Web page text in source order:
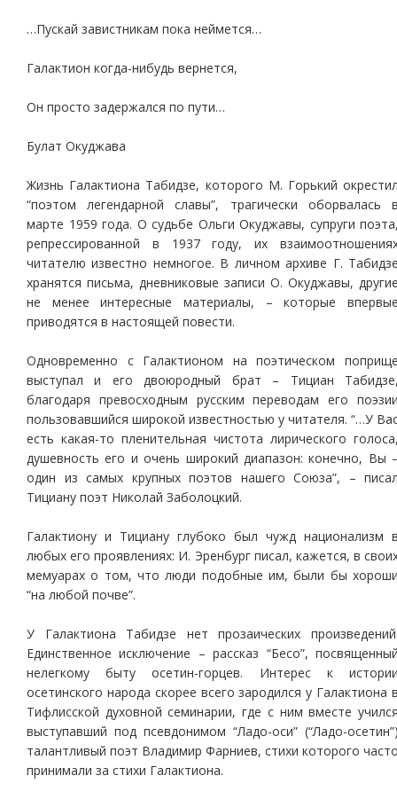
…Пускай завистникам пока неймется…
Галактион когда-нибудь вернется,
Он просто задержался по пути…
Булат Окуджава
Жизнь Галактиона Табидзе, которого М. Горький
“поэтом легендарной славы”, трагически оборвалась
марте 1959 года. О судьбе Ольги Окуджавы, супруги
репрессированной в 1937 году, их
читателю известно немногое. В личном архиве Г.
хранятся письма, дневниковые записи О. Окуджавы,
не менее интересные материалы, – которые
приводятся в настоящей повести.
Одновременно с Галактионом на поэтическом
выступал и его двоюродный брат – Тициан
благодаря превосходным русским переводам его
пользовавшийся широкой известностью у читателя. “…У
есть какая-то пленительная чистота лирического
душевность его и очень широкий диапазон: конечно, Вы
один из самых крупных поэтов нашего Союза”, –
Тициану поэт Николай Заболоцкий.
Галактиону и Тициану глубоко был чужд национализм
любых его проявлениях: И. Эренбург писал, кажется, в
мемуарах о том, что люди подобные им, были бы
“на любой почве”.
У Галактиона Табидзе нет прозаических
Единственное исключение – рассказ “Бесо”,
нелегкому быту осетин-горцев. Интерес к
осетинского народа скорее всего зародился у Галактиона
Тифлисской духовной семинарии, где с ним вместе
выступавший под псевдонимом “Ладо-оси” (“Ладо-
талантливый поэт Владимир Фарниев, стихи которого
принимали за стихи Галактиона.